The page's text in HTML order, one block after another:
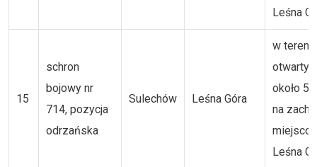
Leśna
15
schron
bojowy nr
714, pozycja
odrzańska
Sulechów Leśna Góra
w
około
na
Leśna